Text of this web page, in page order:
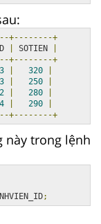
+--------+
SOTIEN
+--------+
3 320
3 250
2 280
4 290
+--------+
này trong lệnh
;